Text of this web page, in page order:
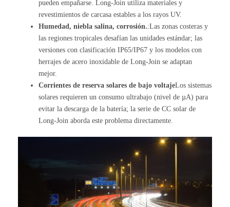
pueden empañarse. Long-Join utiliza materiales y
revestimientos de carcasa estables a los rayos UV.
Humedad, niebla salina, corrosión.:Las zonas costeras y
las regiones tropicales desafían las unidades estándar; las
versiones con clasificación IP65/IP67 y los modelos con
herrajes de acero inoxidable de Long-Join se adaptan
mejor.
Corrientes de reserva solares de bajo voltajeLos sistemas
solares requieren un consumo ultrabajo (nivel de µA) para
evitar la descarga de la batería; la serie de CC solar de
Long-Join aborda este problema directamente.